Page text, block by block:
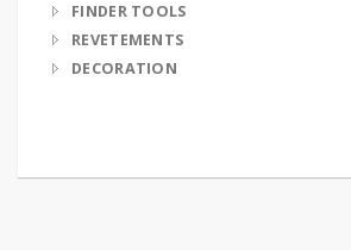
FINDER TOOLS
REVETEMENTS
DECORATION